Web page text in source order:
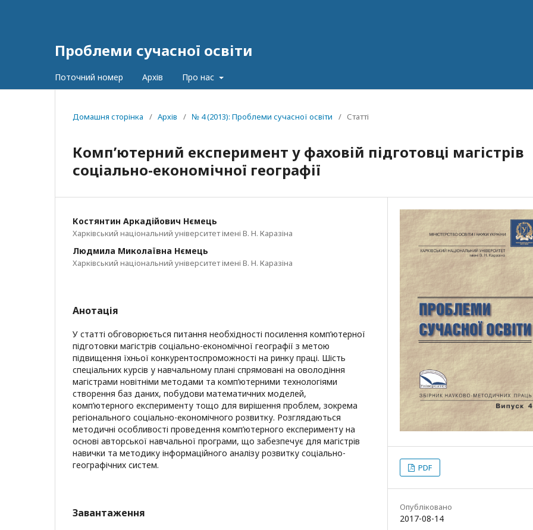
Проблеми сучасної освіти
Поточний номер Архів Про нас
Домашня сторінка / Архів / № 4 (2013): Проблеми сучасної освіти / Статті
Комп’ютерний експеримент у фаховій підготовці магістрів
соціально-економічної географії
Костянтин Аркадійович Нємець
Харківський національний університет імені В. Н. Каразіна
Людмила Миколаївна Нємець
Харківський національний університет імені В. Н. Каразіна
Анотація
У статті обговорюється питання необхідності посилення комп’ютерної
підготовки магістрів соціально-економічної географії з метою
підвищення їхньої конкурентоспроможності на ринку праці. Шість
спеціальних курсів у навчальному плані спрямовані на оволодіння
магістрами новітніми методами та комп’ютерними технологіями
створення баз даних, побудови математичних моделей,
комп’ютерного експерименту тощо для вирішення проблем, зокрема
регіонального соціально-економічного розвитку. Розглядаються
методичні особливості проведення комп’ютерного експерименту на
основі авторської навчальної програми, що забезпечує для магістрів
навички та методику інформаційного аналізу розвитку соціально-
географічних систем.
Завантаження
PDF
Опубліковано
2017-08-14